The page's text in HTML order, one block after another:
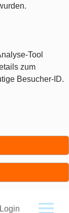
Tool
zum
Besucher-ID.
Login